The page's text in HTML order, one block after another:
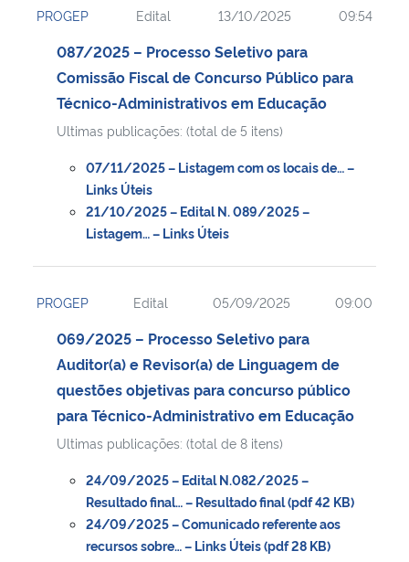
Ministério da Cidadania
Ministério de Minas e Energia
Ministério da Ciência, Tecnologia, Inovações e Comunicações
Ministério do Meio Ambiente
Ministério do Desenvolvimento Regional
Ministério da Mulher, da Família e dos Direitos Humanos
Secretaria-Geral
Secretaria de Governo
Gabinete de Segurança Institucional
PROGEP Edital 13/10/2025 09:54
087/2025 – Processo Seletivo para
Comissão Fiscal de Concurso Público para
Técnico-Administrativos em Educação
Ultimas publicações: (total de 5 itens)
07/11/2025 – Listagem com os locais de… –
Links Úteis
21/10/2025 – Edital N. 089/2025 –
Listagem… – Links Úteis
PROGEP Edital 05/09/2025 09:00
069/2025 – Processo Seletivo para
Auditor(a) e Revisor(a) de Linguagem de
questões objetivas para concurso público
para Técnico-Administrativo em Educação
Ultimas publicações: (total de 8 itens)
24/09/2025 – Edital N.082/2025 –
Resultado final… – Resultado final (pdf 42 KB)
24/09/2025 – Comunicado referente aos
recursos sobre… – Links Úteis (pdf 28 KB)